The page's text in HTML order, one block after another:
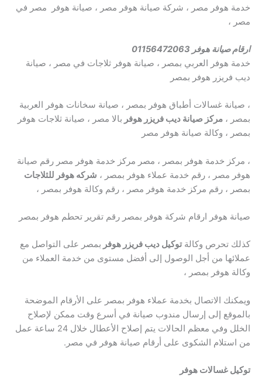
خدمة هوفر مصر ، شركة صيانة هوفر مصر ، صيانة هوفر مصر في
مصر ،
ارقام صيانة هوفر 01156472063
خدمة هوفر العربي بمصر ، صيانة هوفر ثلاجات في مصر ، صيانة
ديب فريزر هوفر بمصر
، صيانة غسالات أطباق هوفر بمصر ، صيانة سخانات هوفر العربية
بمصر ، مركز صيانة ديب فريزر هوفر بالا مصر ، صيانة ثلاجات هوفر
بمصر ، وكالة صيانة هوفر مصر
، مركز خدمة هوفر بمصر ، مصر مركز خدمة هوفر مصر رقم صيانة
هوفر مصر ، رقم خدمة عملاء هوفر بمصر ، شركه هوفر للثلاجات
بمصر ، رقم مركز خدمة هوفر مصر ، رقم وكالة هوفر بمصر ،
صيانة هوفر ارقام شركة هوفر بمصر رقم تقرير تحطم هوفر بمصر
كذلك تحرص وكالةتوكيل ديب فريزر هوفر بمصر على التواصل مع
عملائها من أجل الوصول إلى أفضل مستوى من خدمة العملاء من
وكالة هوفر بمصر ،
ويمكنك الاتصال بخدمة عملاء هوفر بمصر على الأرقام الموضحة
بالموقع إلى إرسال مندوب صيانة في أسرع وقت ممكن لإصلاح
الخلل وفي معظم الحالات يتم إصلاح الأعطال خلال 24 ساعة عمل
من استلام الشكوى على أرقام صيانة هوفر في مصر.
توكيل غسالات هوفر